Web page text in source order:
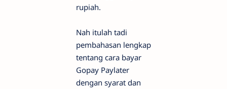
rupiah.
Nah itulah tadi
pembahasan lengkap
tentang cara bayar
Gopay Paylater
dengan syarat dan